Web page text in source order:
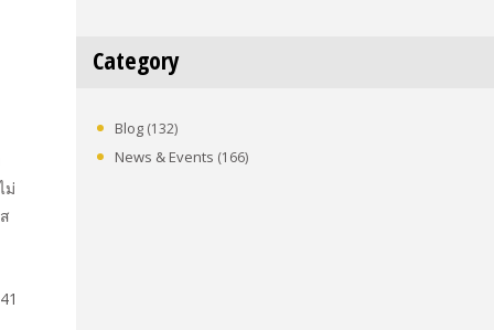
ม่
Category
Blog(132)
News & Events (166)